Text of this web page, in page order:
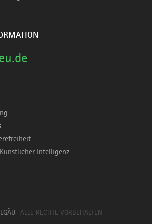
Intelligenz
ALLE RECHTE VORBEHALTEN